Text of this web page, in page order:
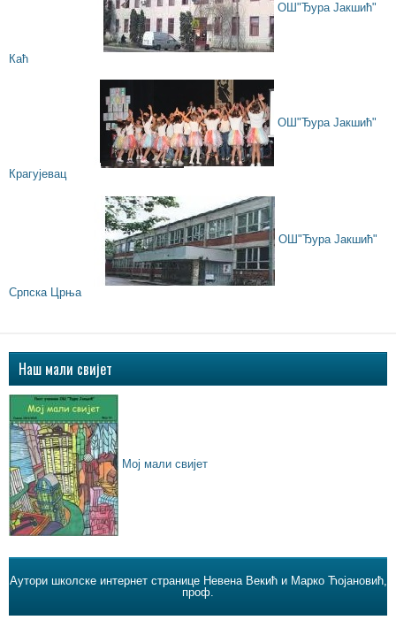
ОШ"Ђура Јакшић"
Каћ
ОШ"Ђура Јакшић"
Крагујевац
ОШ"Ђура Јакшић"
Српска Црња
Наш мали свијет
Мој мали свијет
Аутори школске интернет странице Невена Векић и Марко Ћојановић,
проф.